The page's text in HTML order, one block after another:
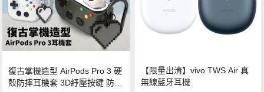
復古掌機造型 AirPods Pro 3 硬
殼防摔耳機套 3D紓壓按鍵 防開
【限量出清】vivo TWS Air 真
無線藍牙耳機